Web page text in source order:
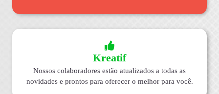
Kreatif
Nossos colaboradores estão atualizados a todas as
novidades e prontos para oferecer o melhor para você.